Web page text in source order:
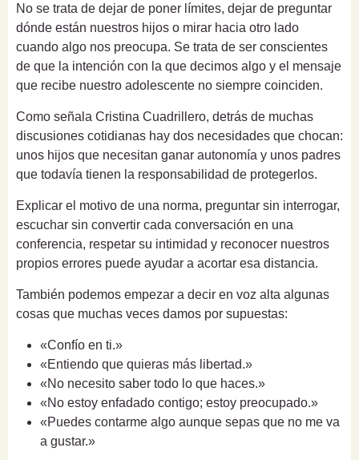
No se trata de dejar de poner límites, dejar de preguntar
dónde están nuestros hijos o mirar hacia otro lado
cuando algo nos preocupa. Se trata de ser conscientes
de que la intención con la que decimos algo y el mensaje
que recibe nuestro adolescente no siempre coinciden.
Como señala Cristina Cuadrillero, detrás de muchas
discusiones cotidianas hay dos necesidades que chocan:
unos hijos que necesitan ganar autonomía y unos padres
que todavía tienen la responsabilidad de protegerlos.
Explicar el motivo de una norma, preguntar sin interrogar,
escuchar sin convertir cada conversación en una
conferencia, respetar su intimidad y reconocer nuestros
propios errores puede ayudar a acortar esa distancia.
También podemos empezar a decir en voz alta algunas
cosas que muchas veces damos por supuestas:
«Confío en ti.»
«Entiendo que quieras más libertad.»
«No necesito saber todo lo que haces.»
«No estoy enfadado contigo; estoy preocupado.»
«Puedes contarme algo aunque sepas que no me va
a gustar.»